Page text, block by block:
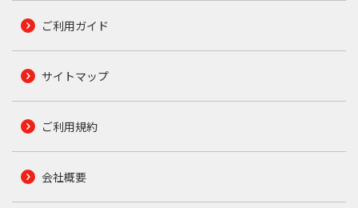
ご利用ガイド
サイトマップ
ご利用規約
会社概要